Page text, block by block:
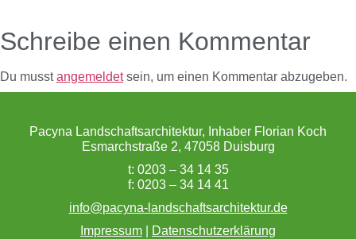
Schreibe einen Kommentar
Du musstangemeldetsein, um einen Kommentar abzugeben.
Pacyna Landschaftsarchitektur, Inhaber Florian Koch
Esmarchstraße 2, 47058 Duisburg
t: 0203 – 34 14 35
f: 0203 – 34 14 41
info@pacyna-landschaftsarchitektur.de
Impressum
Datenschutzerklärung